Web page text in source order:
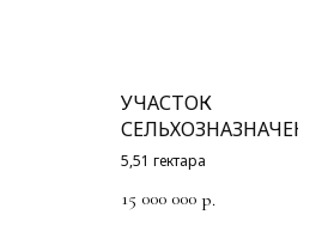
УЧАСТОК
5,51 гектара
15 000 000 р.